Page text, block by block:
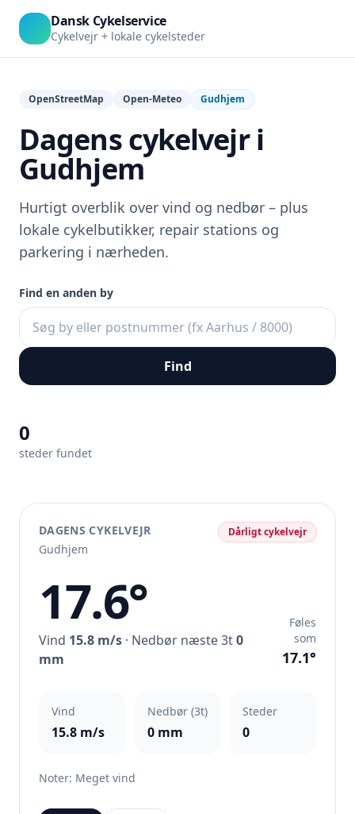
Dansk Cykelservice
Cykelvejr + lokale cykelsteder
OpenStreetMap Open-Meteo Gudhjem
Dagens cykelvejr i
Gudhjem
Hurtigt overblik over vind og nedbør – plus
lokale cykelbutikker, repair stations og
parkering i nærheden.
Find en anden by
Find
0
steder fundet
DAGENS CYKELVEJR
Gudhjem
Dårligt cykelvejr
17.6°
Vind 15.8 m/s · Nedbør næste 3t0
mm
Føles
som
17.1°
Vind
15.8 m/s
Nedbør (3t)
0 mm
Steder
0
Noter: Meget vind